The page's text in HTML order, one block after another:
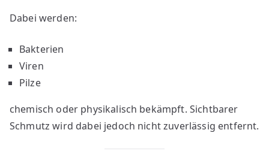
Dabei werden:
Bakterien
Viren
Pilze
chemisch oder physikalisch bekämpft. Sichtbarer
Schmutz wird dabei jedoch nicht zuverlässig entfernt.